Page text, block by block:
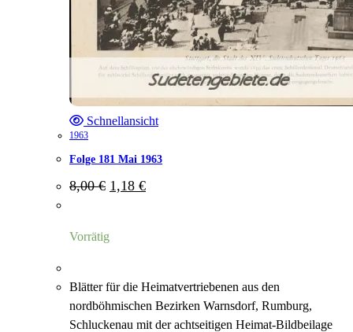
Schnellansicht
1963
Folge 181 Mai 1963
8,00€ Ursprünglicher
Preis
1,18 €Aktueller
Preis
Vorrätig
Blätter für die Heimatvertriebenen aus den
nordböhmischen Bezirken Warnsdorf, Rumburg,
Schluckenau mit der achtseitigen Heimat-Bildbeilage